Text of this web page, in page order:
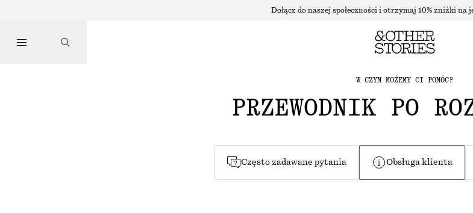
Dołącz do naszej społeczności i otrzymaj 10% zniżki na
W CZYM MOŻEMY CI POMÓC?
PRZEWODNIK PO
Często zadawane pytania Obsługa klienta